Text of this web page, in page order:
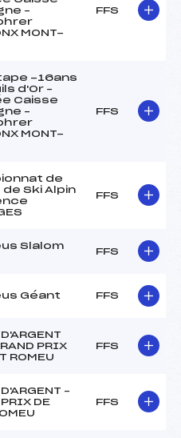
–
MONT-
FFS
-16ans
d'Or –
Caisse
–
MONT-
FFS
de
de Ski Alpin
FFS
Slalom
FFS
Géant FFS
PRIX
ROMEU
FFS
–
DE
FFS